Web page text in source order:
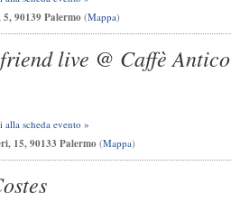
90139 Palermo (Mappa)
live @ Caffè Antico
alla scheda evento »
15, 90133 Palermo (Mappa)